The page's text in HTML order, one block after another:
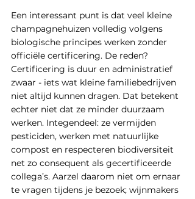
Een interessant punt is dat veel kleine
champagnehuizen volledig volgens
biologische principes werken zonder
officiële certificering. De reden?
Certificering is duur en administratief
zwaar - iets wat kleine familiebedrijven
niet altijd kunnen dragen. Dat betekent
echter niet dat ze minder duurzaam
werken. Integendeel: ze vermijden
pesticiden, werken met natuurlijke
compost en respecteren biodiversiteit
net zo consequent als gecertificeerde
collega’s. Aarzel daarom niet om ernaar
te vragen tijdens je bezoek; wijnmakers